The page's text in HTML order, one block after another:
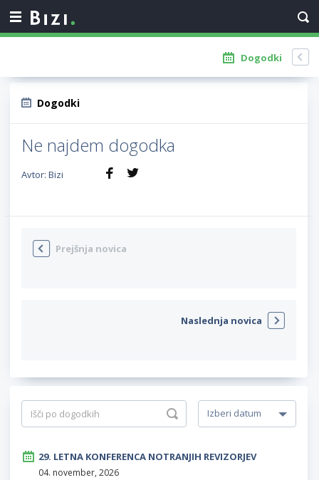
Dogodki
Dogodki
Ne najdem dogodka
Avtor: Bizi
Prejšnja novica
Naslednja novica
29. LETNA KONFERENCA NOTRANJIH REVIZORJEV
04. november, 2026